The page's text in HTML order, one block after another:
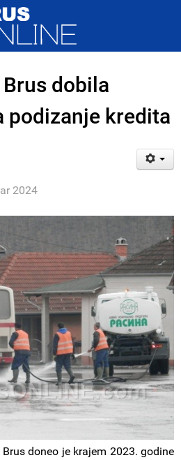
Brus dobila
podizanje kredita
2024
doneo je krajem 2023. godine